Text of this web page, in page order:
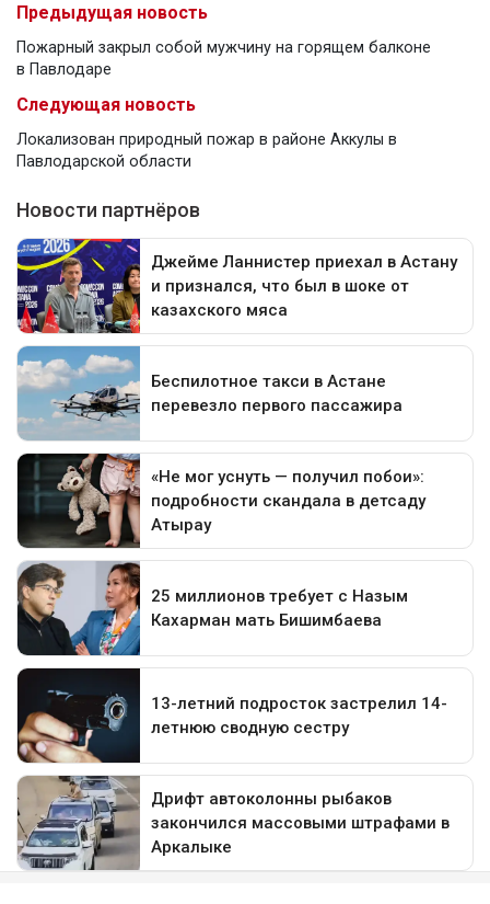
Предыдущая новость
Пожарный закрыл собой мужчину на горящем балконе
в Павлодаре
Следующая новость
Локализован природный пожар в районе Аккулы в
Павлодарской области